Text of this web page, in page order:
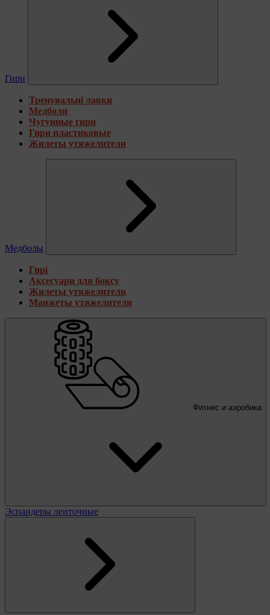
Гири
Тренувальні лавки
Медболи
Чугунные гири
Гири пластиковые
Жилеты утяжелители
Медболы
Гирі
Аксесуари для боксу
Жилеты утяжелители
Манжеты утяжелители
Фитнес и аэробика
Эспандеры ленточные